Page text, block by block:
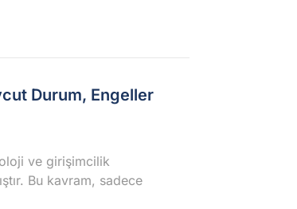
Durum, Engeller
ve girişimcilik
Bu kavram, sadece